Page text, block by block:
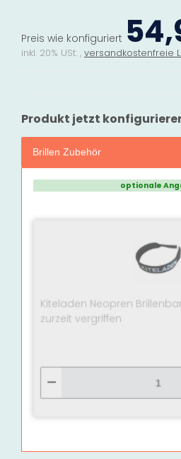
Preis wie konfiguriert
inkl. 20% USt. , versandkostenfreie
Produkt jetzt
Brillen Zubehör
optionale
Kiteladen Neopren
zurzeit vergriffen